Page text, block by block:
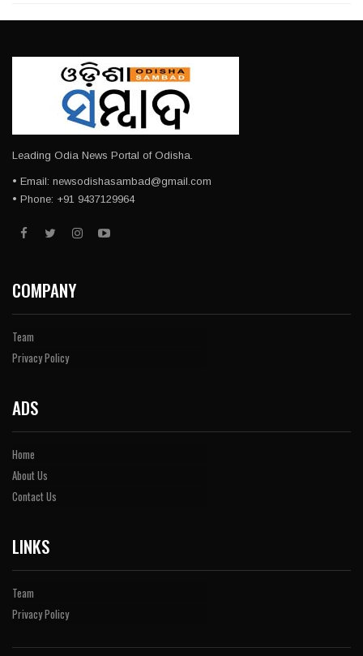
Leading Odia News Portal of Odisha.
• Email: newsodishasambad@gmail.com
• Phone: +91 9437129964
COMPANY
Team
Privacy Policy
ADS
Home
About Us
Contact Us
LINKS
Team
Privacy Policy